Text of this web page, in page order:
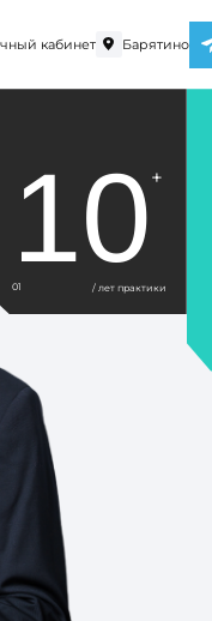
кабинет Барятино
10 +
01 / лет практики